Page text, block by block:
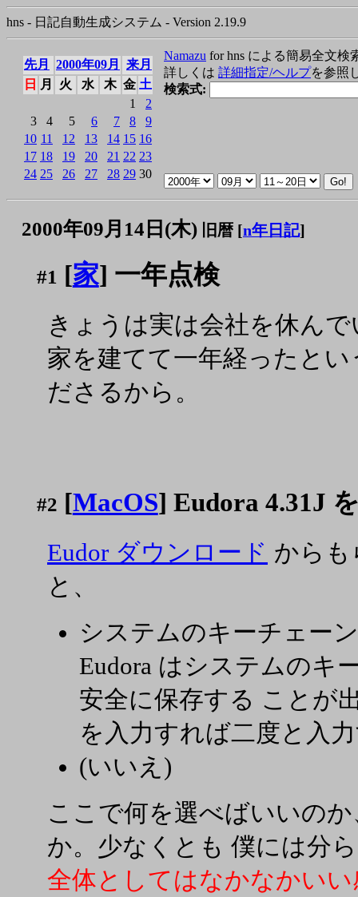
hns - 日記自動生成システム - Version 2.19.9
先月 2000年09月
来月
日
月 火 水 木 金 土
1
2
3
4 5 6 7 8
9
10 11 12 13 14 15 16
17 18 19 20 21 22 23
24 25 26 27 28 29 30
Namazu for hns による簡易全文検
詳しくは 詳細指定/ヘルプを参照
検索式:
2000年09月14日(木) 旧暦 [n年日記]
#1 [家] 一年点検
きょうは実は会社を休ん
家を建てて一年経ったと
ださるから。
#2 [MacOS] Eudora 4.31J
Eudor ダウンロード からも
と、
システムのキーチェー
Eudora はシステムのキ
安全に保存する ことが
を入力すれば二度と入
(いいえ)
ここで何を選べばいいの
か。少なくとも 僕には分
全体としてはなかなかい